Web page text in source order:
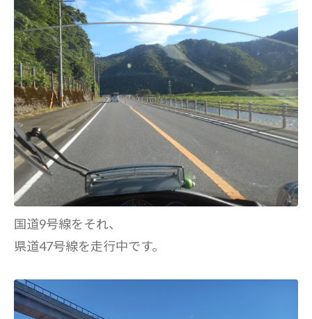
国道9号線をそれ、
県道47号線を走行中です。